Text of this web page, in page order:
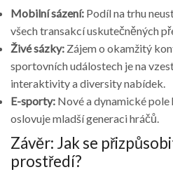
Mobilní sázení: Podíl na trhu
všech transakcí uskutečněných
Živé sázky: Zájem o okamžitý
sportovních událostech je na
interaktivity a diversity nabídek.
E-sporty: Nové a dynamické
oslovuje mladší generaci hráčů.
Závěr: Jak se
prostředí?